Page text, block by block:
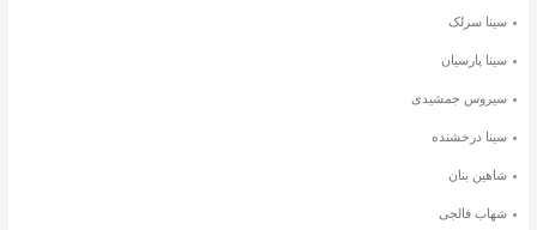
سینا سرلک
سینا پارسیان
سیروس جمشیدی
سینا درخشنده
شاهین بنان
شهاب فالجی